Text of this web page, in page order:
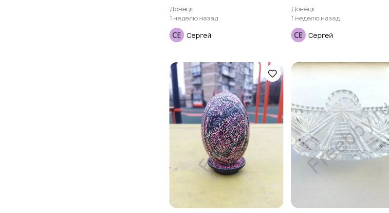
Донецк
1 неделю назад
Сергей
Донецк
1 неделю назад
Сергей